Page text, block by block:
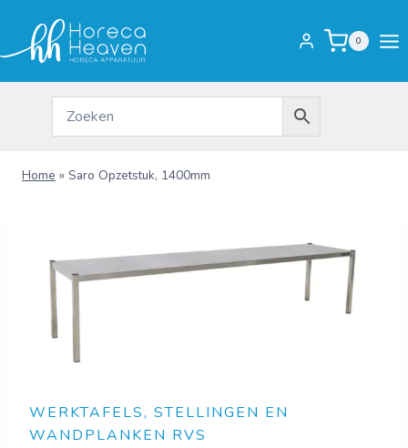
inhoud
0
Home » Saro Opzetstuk, 1400mm
WERKTAFELS, STELLINGEN EN
WANDPLANKEN RVS